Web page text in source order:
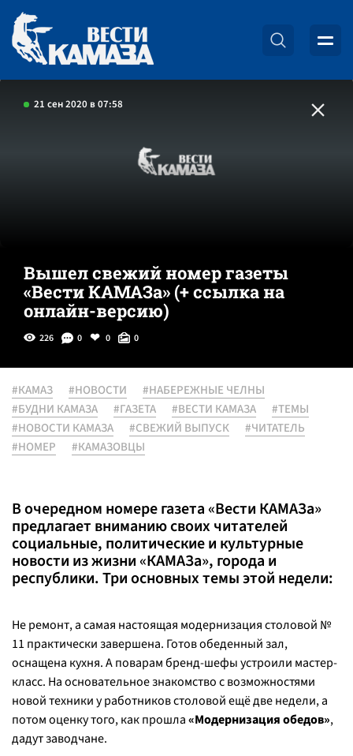
21 сен 2020 в 07:58
Вышел свежий номер газеты
«Вести КАМАЗа» (+ ссылка на
онлайн-версию)
226 0 0 0
#КАМАЗ #НОВОСТИ
#НАБЕРЕЖНЫЕ ЧЕЛНЫ
#БУДНИ КАМАЗА
#ГАЗЕТА #ВЕСТИ КАМАЗА
#ТЕМЫ
#НОВОСТИ КАМАЗА
#СВЕЖИЙ ВЫПУСК
#ЧИТАТЕЛЬ
#НОМЕР
#КАМАЗОВЦЫ
В очередном номере газета «Вести КАМАЗа»
предлагает вниманию своих читателей
социальные, политические и культурные
новости из жизни «КАМАЗа», города и
республики. Три основных темы этой недели:
Не ремонт, а самая настоящая модернизация столовой №
11 практически завершена. Готов обеденный зал,
оснащена кухня. А поварам бренд-шефы устроили мастер-
класс. На основательное знакомство с возможностями
новой техники у работников столовой ещё две недели, а
потом оценку того, как прошла«Модернизация обедов»,
дадут заводчане.